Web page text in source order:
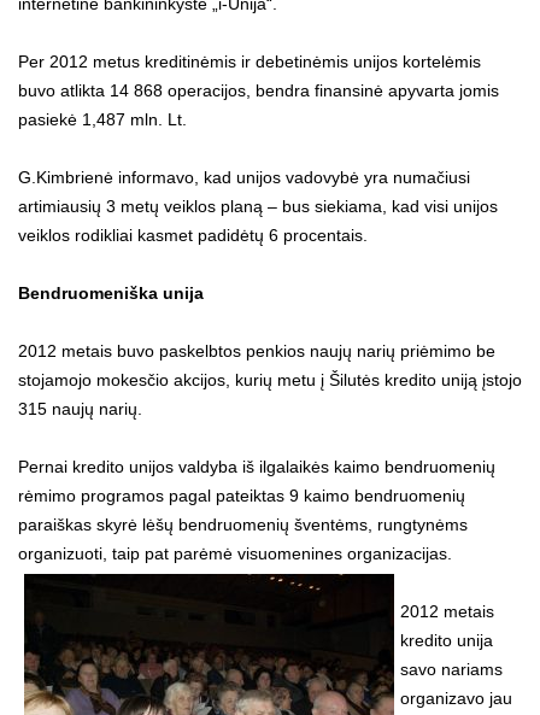
Per 2012 metus kreditinėmis ir debetinėmis unijos kortelėmis
buvo atlikta 14 868 operacijos, bendra finansinė apyvarta jomis
pasiekė 1,487 mln. Lt.
G.Kimbrienė informavo, kad unijos vadovybė yra numačiusi
artimiausių 3 metų veiklos planą – bus siekiama, kad visi unijos
veiklos rodikliai kasmet padidėtų 6 procentais.
Bendruomeniška unija
2012 metais buvo paskelbtos penkios naujų narių priėmimo be
stojamojo mokesčio akcijos, kurių metu į Šilutės kredito uniją įstojo
315 naujų narių.
Pernai kredito unijos valdyba iš ilgalaikės kaimo bendruomenių
rėmimo programos pagal pateiktas 9 kaimo bendruomenių
paraiškas skyrė lėšų bendruomenių šventėms, rungtynėms
organizuoti, taip pat parėmė visuomenines organizacijas.
2012 metais
kredito unija
savo nariams
organizavo jau